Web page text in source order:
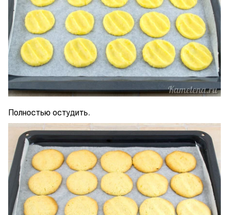
Полностью остудить.